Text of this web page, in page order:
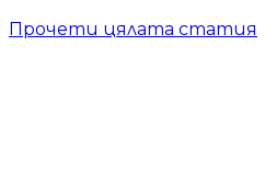
Прочети цялата статия